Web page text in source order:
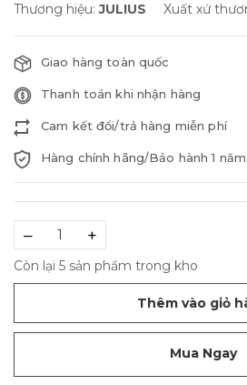
Thương hiệu:JULIUS Xuất xứ
Giao hàng toàn quốc
Thanh toán khi nhận hàng
Cam kết đổi/trả hàng miễn phí
Hàng chính hãng/Bảo hành 1 năm
– +
Còn lại 5 sản phẩm trong kho
Thêm vào giỏ
Mua Ngay